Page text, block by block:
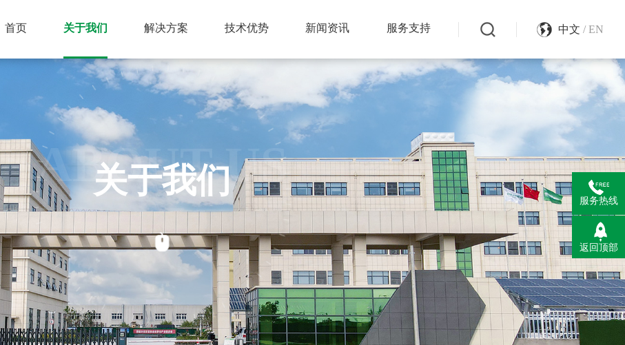
中文 / EN
首页 关于我们 解决方案 技术优势 新闻资讯 服务支持
ABOUT US
关于我们
服务热线
返回顶部